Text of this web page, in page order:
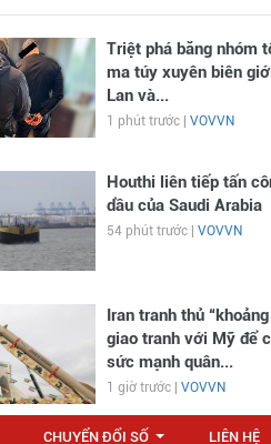
Triệt phá băng nhóm
ma túy xuyên biên
Lan và...
1 phút trước | VOVVN
Houthi liên tiếp tấn
dầu của Saudi Arabia
54 phút trước | VOVVN
Iran tranh thủ
giao tranh với Mỹ để
sức mạnh quân...
1 giờ trước | VOVVN
CHUYỂN ĐỔI SỐ LIÊN HỆ